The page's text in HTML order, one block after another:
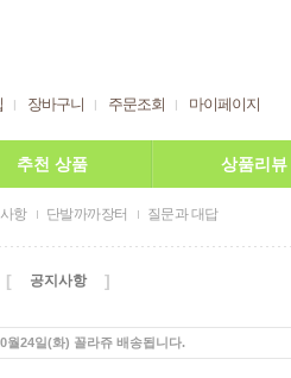
장바구니 주문조회 마이페이지
추천 상품 상품리뷰
항 단발까까장터 질문과 대답
[ 공지사항 ]
월24일(화) 꼴라쥬 배송됩니다.